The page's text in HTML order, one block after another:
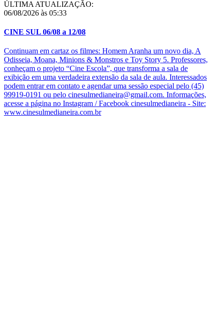
ÚLTIMA ATUALIZAÇÃO:
06/08/2026 às 05:33
CINE SUL 06/08 a 12/08
Continuam em cartaz os filmes: Homem Aranha um novo dia, A
Odisseia, Moana, Minions & Monstros e Toy Story 5. Professores,
conheçam o projeto “Cine Escola”, que transforma a sala de
exibição em uma verdadeira extensão da sala de aula. Interessados
podem entrar em contato e agendar uma sessão especial pelo (45)
99919-0191 ou pelo cinesulmedianeira@gmail.com. Informações,
acesse a página no Instagram / Facebook cinesulmedianeira - Site:
www.cinesulmedianeira.com.br